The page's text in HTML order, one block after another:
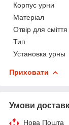
Корпус урни
Матеріал
Отвір для сміття
Тип
Установка урны
Приховати
Умови
Нова Пошта